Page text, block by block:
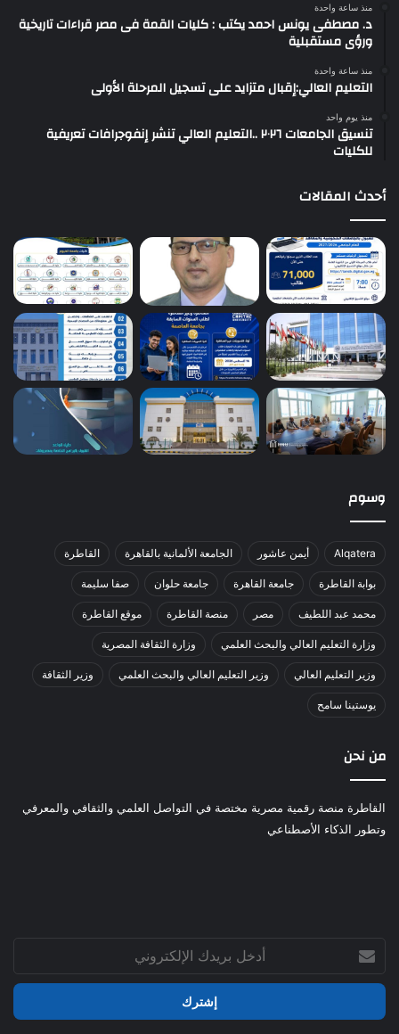
منذ ساعة واحدة
د. مصطفى يونس احمد يكتب : كليات القمة فى مصر قراءات تاريخية
ورؤى مستقبلية
منذ ساعة واحدة
التعليم العالي:إقبال متزايد على تسجيل المرحلة الأولى
منذ يوم واحد
تنسيق الجامعات ٢٠٢٦ ..التعليم العالي تنشر إنفوجرافات تعريفية
للكليات
أحدث المقالات
وسوم
Alqatera أيمن عاشور الجامعة الألمانية بالقاهرة القاطرة
بوابة القاطرة جامعة القاهرة جامعة حلوان صفا سليمة
محمد عبد اللطيف مصر منصة القاطرة موقع القاطرة
وزارة التعليم العالي والبحث العلمي وزارة الثقافة المصرية
وزير التعليم العالي وزير التعليم العالي والبحث العلمي وزير الثقافة
يوستينا سامح
من نحن
القاطرة منصة رقمية مصرية مختصة في التواصل العلمي والثقافي والمعرفي
وتطور الذكاء الأصطناعي
بريدك
الإلكتروني